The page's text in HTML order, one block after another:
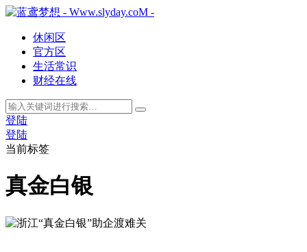
休闲区
官方区
生活常识
财经在线
登陆
登陆
当前标签
真金白银